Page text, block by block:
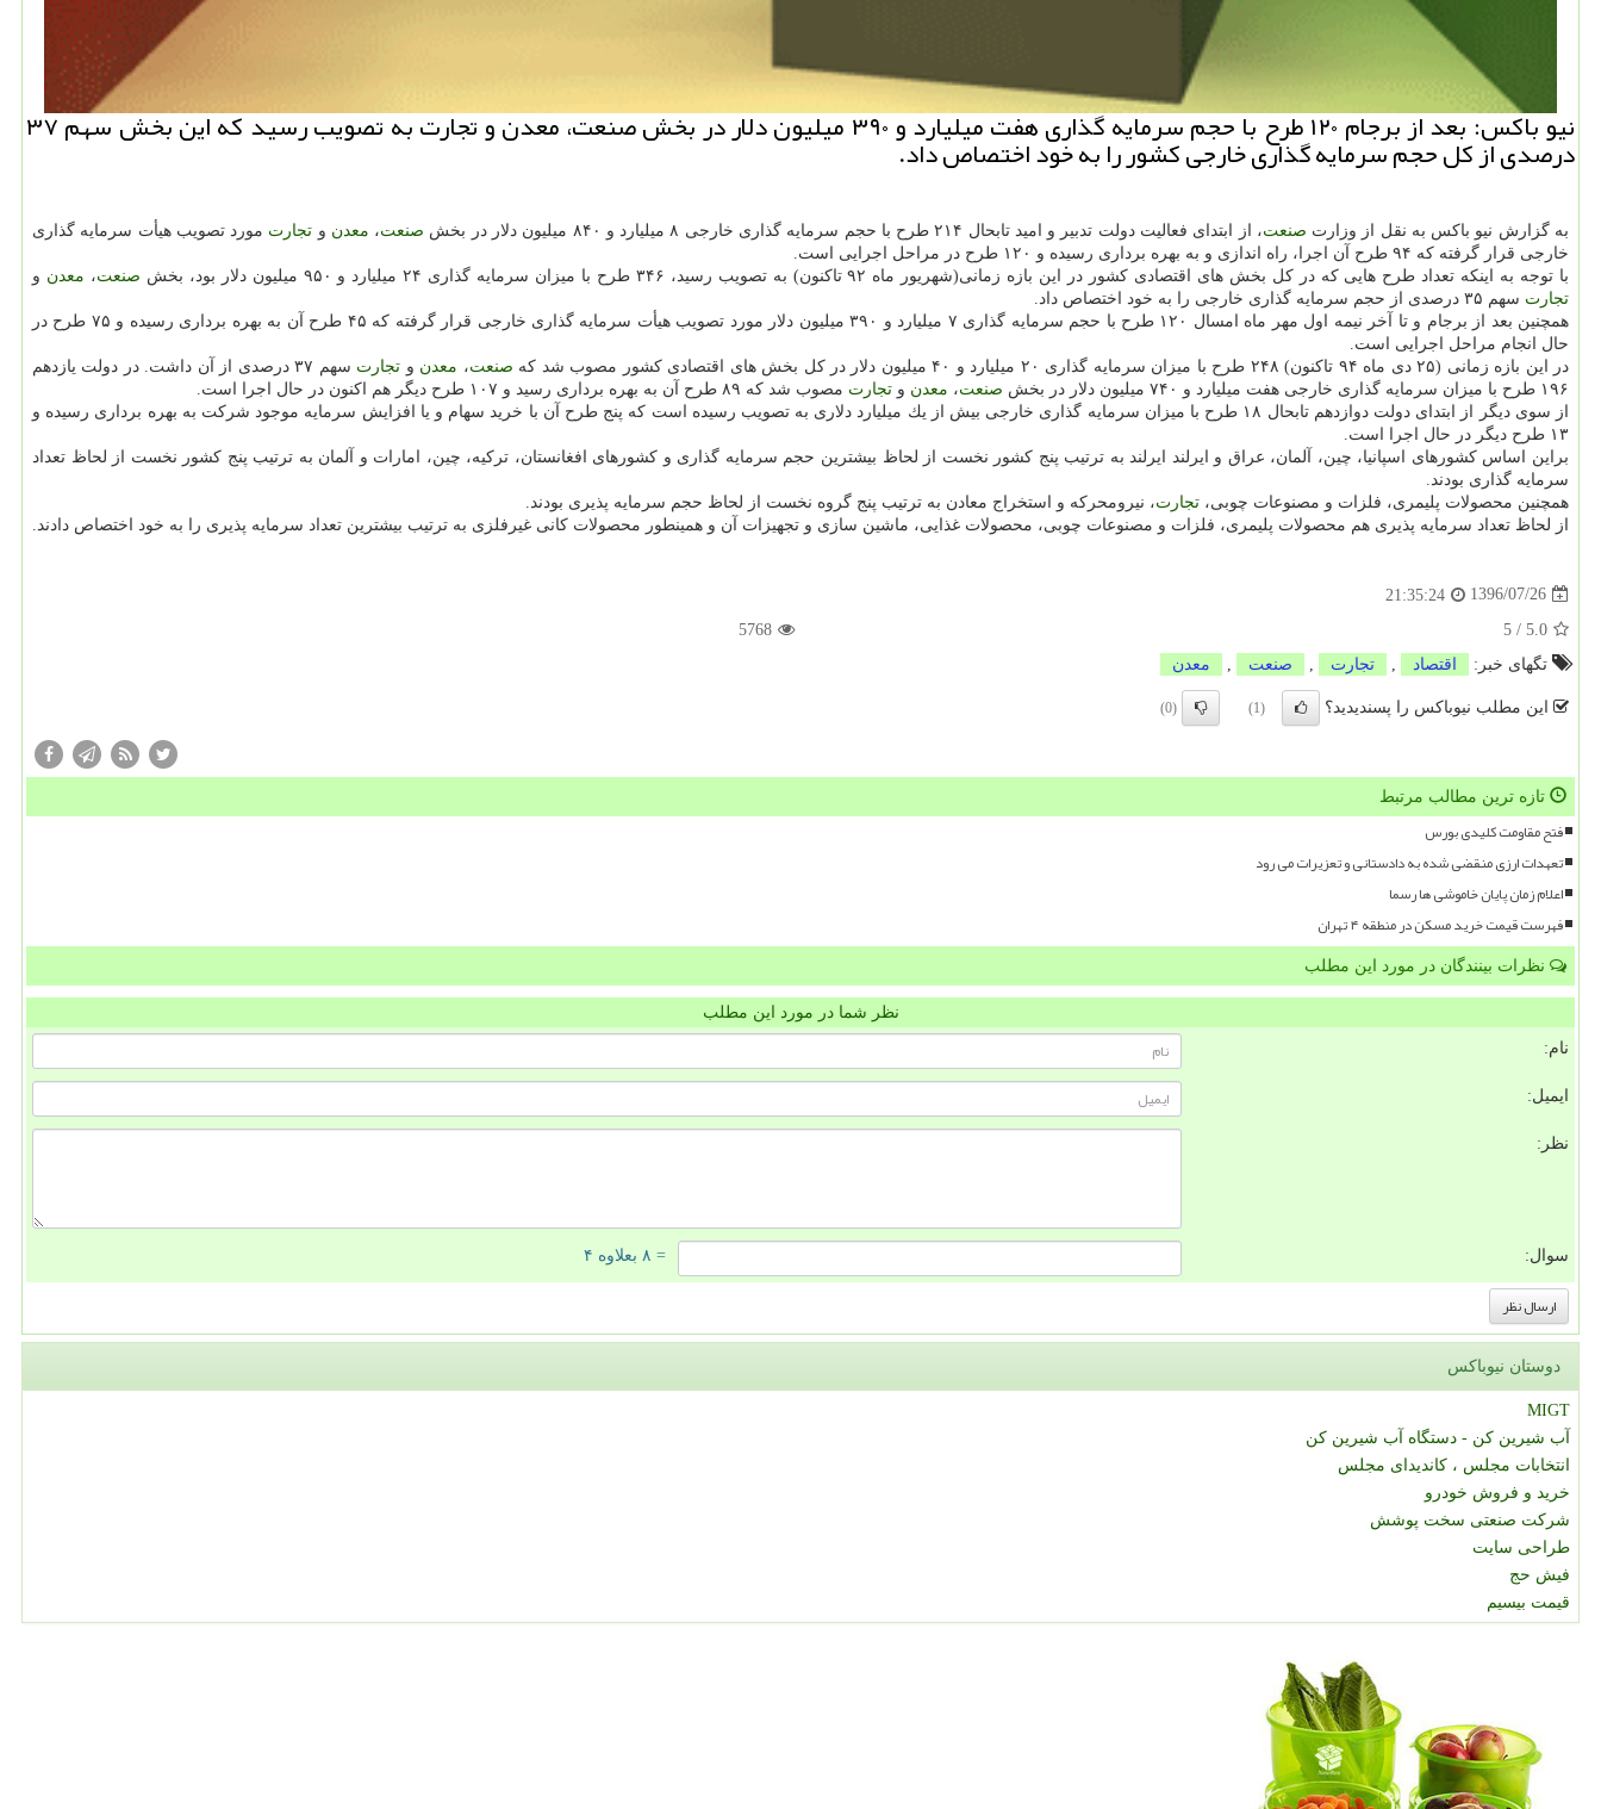
نیو باكس: بعد از برجام ۱۲۰ طرح با حجم سرمایه گذاری هفت میلیارد و ۳۹۰ میلیون دلار در بخش صنعت، معدن و تجارت به تصویب رسید كه این بخش سهم ۳۷
درصدی از كل حجم سرمایه گذاری خارجی كشور را به خود اختصاص داد.
به گزارش نیو باكس به نقل از وزارت صنعت، از ابتدای فعالیت دولت تدبیر و امید تابحال ۲۱۴ طرح با حجم سرمایه گذاری خارجی ۸ میلیارد و ۸۴۰ میلیون دلار در بخش صنعت، معدن و تجارت مورد تصویب هیأت سرمایه گذاری
خارجی قرار گرفته كه ۹۴ طرح آن اجرا، راه اندازی و به بهره برداری رسیده و ۱۲۰ طرح در مراحل اجرایی است.
با توجه به اینكه تعداد طرح هایی كه در كل بخش های اقتصادی كشور در این بازه زمانی(شهریور ماه ۹۲ تاكنون) به تصویب رسید، ۳۴۶ طرح با میزان سرمایه گذاری ۲۴ میلیارد و ۹۵۰ میلیون دلار بود، بخش
صنعت، معدن و
تجارت سهم ۳۵ درصدی از حجم سرمایه گذاری خارجی را به خود اختصاص داد.
همچنین بعد از برجام و تا آخر نیمه اول مهر ماه امسال ۱۲۰ طرح با حجم سرمایه گذاری ۷ میلیارد و ۳۹۰ میلیون دلار مورد تصویب هیأت سرمایه گذاری خارجی قرار گرفته كه ۴۵ طرح آن به بهره برداری رسیده و ۷۵ طرح در
حال انجام مراحل اجرایی است.
در این بازه زمانی (۲۵ دی ماه ۹۴ تاكنون) ۲۴۸ طرح با میزان سرمایه گذاری ۲۰ میلیارد و ۴۰ میلیون دلار در كل بخش های اقتصادی كشور مصوب شد كه
صنعت، معدن و تجارت
سهم ۳۷ درصدی از آن داشت. در دولت یازدهم
۱۹۶ طرح با میزان سرمایه گذاری خارجی هفت میلیارد و ۷۴۰ میلیون دلار در بخش
صنعت، معدن و تجارت مصوب شد كه ۸۹ طرح آن به بهره برداری رسید و ۱۰۷ طرح دیگر هم اكنون در حال اجرا است.
از سوی دیگر از ابتدای دولت دوازدهم تابحال ۱۸ طرح با میزان سرمایه گذاری خارجی بیش از یك میلیارد دلاری به تصویب رسیده است كه پنج طرح آن با خرید سهام و یا افزایش سرمایه موجود شركت به بهره برداری رسیده و
۱۳ طرح دیگر در حال اجرا است.
براین اساس كشورهای اسپانیا، چین، آلمان، عراق و ایرلند ایرلند به ترتیب پنج كشور نخست از لحاظ بیشترین حجم سرمایه گذاری و كشورهای افغانستان، تركیه، چین، امارات و آلمان به ترتیب پنج كشور نخست از لحاظ تعداد
سرمایه گذاری بودند.
همچنین محصولات پلیمری، فلزات و مصنوعات چوبی، تجارت، نیرومحركه و استخراج معادن به ترتیب پنج گروه نخست از لحاظ حجم سرمایه پذیری بودند.
از لحاظ تعداد سرمایه پذیری هم محصولات پلیمری، فلزات و مصنوعات چوبی، محصولات غذایی، ماشین سازی و تجهیزات آن و همینطور محصولات كانی غیرفلزی به ترتیب بیشترین تعداد سرمایه پذیری را به خود اختصاص دادند.
1396/07/26
21:35:24
5.0
/
5
5768
تگهای خبر:
اقتصاد تجارت صنعت معدن
این مطلب نیوباکس را پسندیدید؟ (1)
(0)
تازه ترین مطالب مرتبط
فتح مقاومت کلیدی بورس
تعهدات ارزی منقضی شده به دادستانی و تعزیرات می رود
اعلام زمان پایان خاموشی ها رسما
فهرست قیمت خرید مسکن در منطقه ۴ تهران
نظرات بینندگان در مورد این مطلب
نظر شما در مورد این مطلب
نام:
ایمیل:
نظر:
سوال: = ۸ بعلاوه ۴
دوستان نیوباکس
MIGT
آب شیرین کن - دستگاه آب شیرین کن
انتخابات مجلس ، کاندیدای مجلس
خرید و فروش خودرو
شرکت صنعتی سخت پوشش
طراحی سایت
فیش حج
قیمت بیسیم